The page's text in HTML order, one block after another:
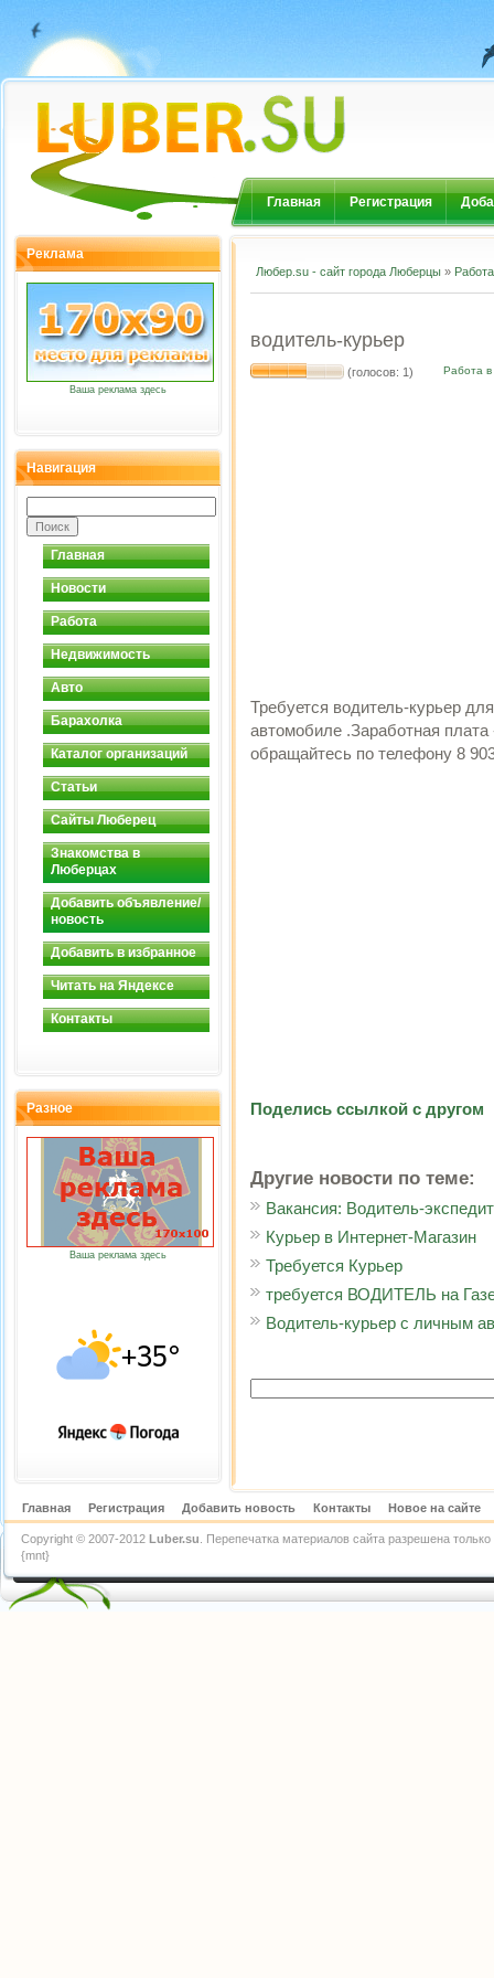
Главная Регистрация
Реклама
Ваша реклама здесь
Навигация
Главная
Новости
Работа
Недвижимость
Авто
Барахолка
Каталог организаций
Статьи
Сайты Люберец
Знакомства в
Люберцах
Добавить объявление/
новость
Добавить в избранное
Читать на Яндексе
Контакты
Разное
Ваша реклама здесь
Любер.su - сайт города Люберцы »
водитель-курьер
(голосов: 1) Работа
Требуется водитель-курьер
автомобиле .Заработная
обращайтесь по телефону 8
Поделись ссылкой с другом
Другие новости по теме:
Вакансия: Водитель-
Курьер в Интернет-Магазин
Требуется Курьер
требуется ВОДИТЕЛЬ на
Водитель-курьер с личным
Главная Регистрация Добавить новость Контакты Новое на сайте
Copyright © 2007-2012 Luber.su . Перепечатка материалов сайта разрешена
{mnt}